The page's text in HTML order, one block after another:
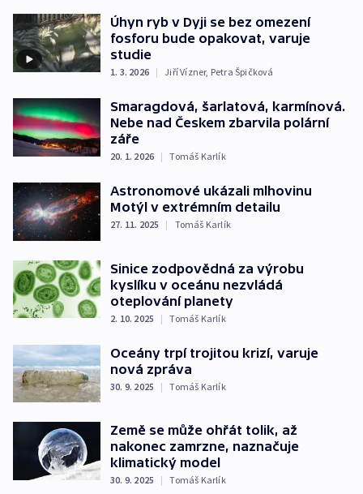
Úhyn ryb v Dyji se bez omezení
fosforu bude opakovat, varuje
studie
1. 3. 2026 | Jiří Vízner, Petra Špičková
Smaragdová, šarlatová, karmínová.
Nebe nad Českem zbarvila polární
záře
20. 1. 2026 | Tomáš Karlík
Astronomové ukázali mlhovinu
Motýl v extrémním detailu
27. 11. 2025 | Tomáš Karlík
Sinice zodpovědná za výrobu
kyslíku v oceánu nezvládá
oteplování planety
2. 10. 2025 | Tomáš Karlík
Oceány trpí trojitou krizí, varuje
nová zpráva
30. 9. 2025 | Tomáš Karlík
Země se může ohřát tolik, až
nakonec zamrzne, naznačuje
klimatický model
30. 9. 2025 | Tomáš Karlík